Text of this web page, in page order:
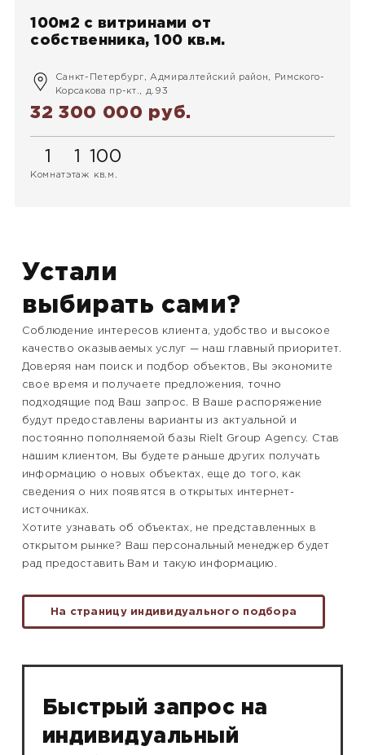
100м2 с витринами от
собственника, 100 кв.м.
Санкт-Петербург, Адмиралтейский район, Римского-
Корсакова пр-кт., д.93
32 300 000 руб.
Комнатэтаж
100
кв.м.
Устали
выбирать сами?
Соблюдение интересов клиента, удобство и высокое
качество оказываемых услуг — наш главный приоритет.
Доверяя нам поиск и подбор объектов, Вы экономите
свое время и получаете предложения, точно
подходящие под Ваш запрос. В Ваше распоряжение
будут предоставлены варианты из актуальной и
постоянно пополняемой базы Rielt Group Agency. Став
нашим клиентом, Вы будете раньше других получать
информацию о новых объектах, еще до того, как
сведения о них появятся в открытых интернет-
источниках.
Хотите узнавать об объектах, не представленных в
открытом рынке? Ваш персональный менеджер будет
рад предоставить Вам и такую информацию.
На страницу индивидуального подбора
Быстрый запрос на
индивидуальный